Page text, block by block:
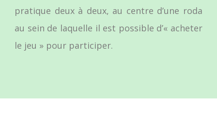
pratique deux à deux, au centre d’une roda
au sein de laquelle il est possible d’« acheter
le jeu » pour participer.